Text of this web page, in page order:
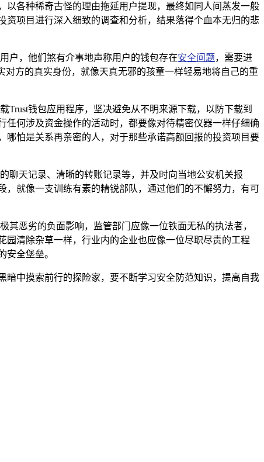
各种稀奇古怪的理由拖延用户提现，最终如同人间蒸发一般
项目进行深入细致的调查和分析，结果落得个血本无归的悲
户，他们煞有介事地声称用户的钱包存在安全问题，需要进
方的真实身份，就像天真无邪的孩童一样轻易地将自己的重
钱包应用程序，坚决避免从不明来源下载，以防下载到
何涉及资金操作的活动时，都要像对待精密仪器一样仔细确
怕是关系再亲密的人，对于那些承诺高额回报的投资项目要
聊天记录、清晰的转账记录等，并及时向当地公安机关报
就像一支训练有素的精锐部队，通过他们的不懈努力，有可
恶劣的负面影响，监管部门应像一位铁面无私的执法者，
清除杂草一样，行业内的企业也应像一位尽职尽责的工程
全堡垒。
中摸索前行的探险家，要不断学习安全防范知识，提高自我